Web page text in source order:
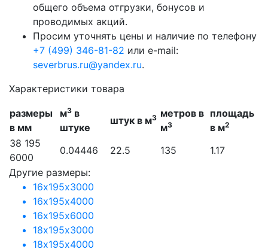
общего объема отгрузки, бонусов и
проводимых акций.
Просим уточнять цены и наличие по телефону
+7 (499) 346-81-82 или e-mail:
severbrus.ru@yandex.ru.
Характеристики товара
размеры
в мм
м3 в
штуке
штук в м3 метров в
м3
площадь
в м2
38 195
6000
0.04446 22.5 135
1.17
Другие размеры:
16х195х3000
16х195х4000
16х195х6000
18х195х3000
18х195х4000